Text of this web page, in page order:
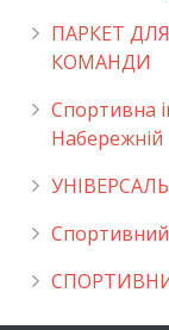
ПАРКЕТ
КОМАНДИ
Спортивна
Набережній